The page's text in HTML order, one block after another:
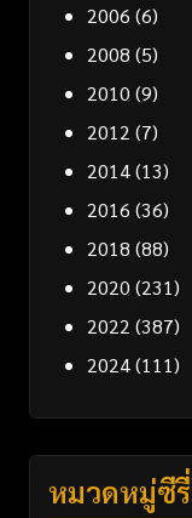
2006 (6)
2008 (5)
2010 (9)
2012 (7)
2014(13)
2016 (36)
2018 (88)
2020 (231)
2022 (387)
2024(111)
หมวดหมู่ซี